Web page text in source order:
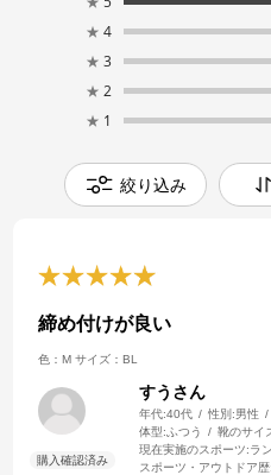
★ 4
★ 3
★ 2
★ 1
絞り込み
締め付けが良い
色：M サイズ：BL
すうさん
年代:40代 性別:男性
体型: ふつう 靴のサイ
現在実施のスポーツ:ラ
スポーツ・アウトドア